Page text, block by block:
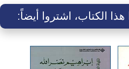
هذا الكتاب، اشتروا أيضاً: